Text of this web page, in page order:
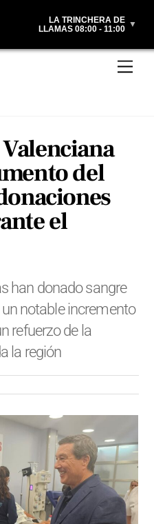
LA TRINCHERA DE
LLAMAS 08:00 - 11:00 ▼
del
el
han donado sangre
notable incremento
refuerzo de la
la región